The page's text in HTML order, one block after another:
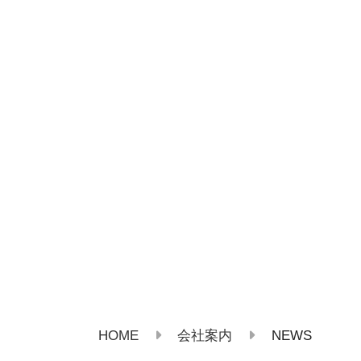
HOME 会社案内 NEWS